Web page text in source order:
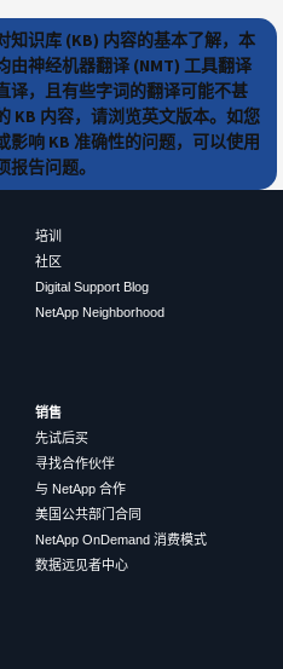
知识库 (KB) 内容的基本了解，本
由神经机器翻译 (NMT) 工具翻译
译，且有些字词的翻译可能不甚
KB 内容，请浏览英文版本。如您
影响 KB 准确性的问题，可以使用
告问题。
培训
社区
Digital Support Blog
NetApp Neighborhood
销售
先试后买
寻找合作伙伴
与 NetApp 合作
美国公共部门合同
NetApp OnDemand 消费模式
数据远见者中心